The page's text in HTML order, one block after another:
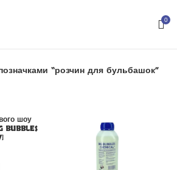
0
“розчин для бульбашок”
шоу